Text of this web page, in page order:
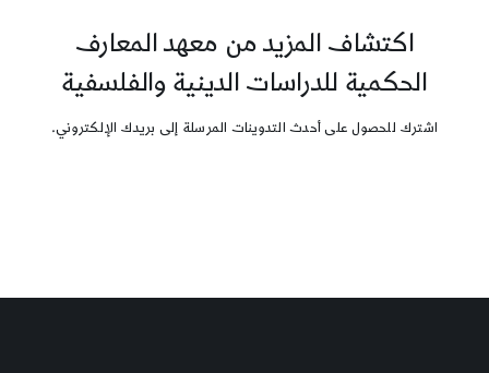
اكتشاف المزيد من معهد المعارف
الحكمية للدراسات الدينية والفلسفية
اشترك للحصول على أحدث التدوينات المرسلة إلى بريدك الإلكتروني.